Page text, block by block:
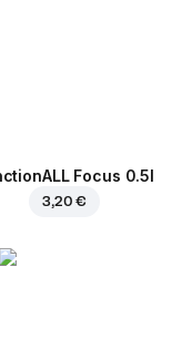
Focus 0.5l
3,20 €